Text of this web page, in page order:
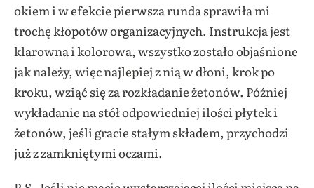
okiem i w efekcie pierwsza runda sprawiła mi
trochę kłopotów organizacyjnych. Instrukcja jest
klarowna i kolorowa, wszystko zostało objaśnione
jak należy, więc najlepiej z nią w dłoni, krok po
kroku, wziąć się za rozkładanie żetonów. Później
wykładanie na stół odpowiedniej ilości płytek i
żetonów, jeśli gracie stałym składem, przychodzi
już z zamkniętymi oczami.